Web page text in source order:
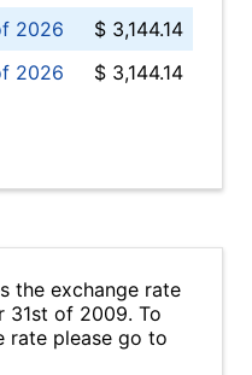
2026
$ 3,144.14
2026
$ 3,144.14
the exchange rate
31st of 2009. To
rate please go to